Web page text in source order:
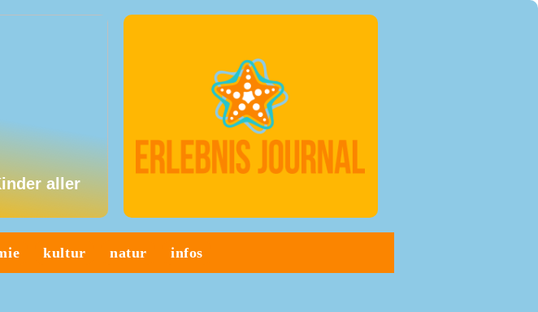
aller
kultur natur infos